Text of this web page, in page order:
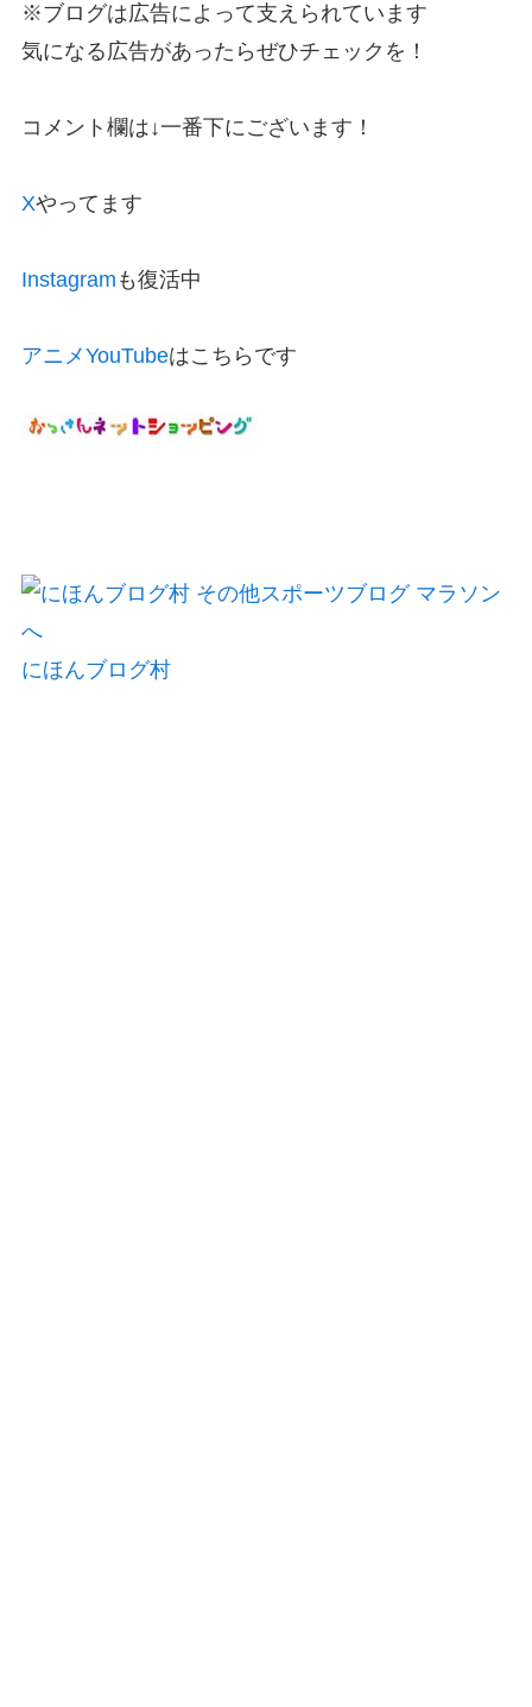
※ブログは広告によって支えられています
気になる広告があったらぜひチェックを！
コメント欄は↓一番下にございます！
Xやってます
Instagram も復活中
アニメYouTubeはこちらです
にほんブログ村